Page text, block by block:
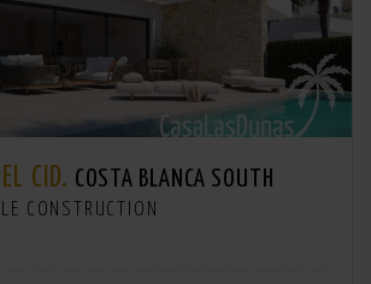
CID. COSTA BLANCA SOUTH
CONSTRUCTION